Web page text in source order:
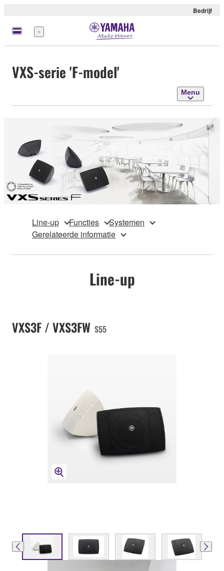
Bedrijf
Menu
VXS-serie 'F-model'
Menu
Line-up Functies
Systemen
Gerelateerde informatie
Line-up
VXS3F / VXS3FW S55